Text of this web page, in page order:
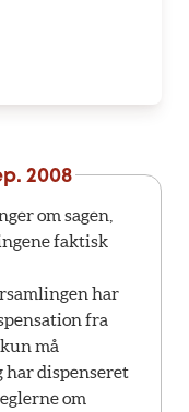
2008
om sagen,
faktisk
har
fra
må
har dispenseret
om